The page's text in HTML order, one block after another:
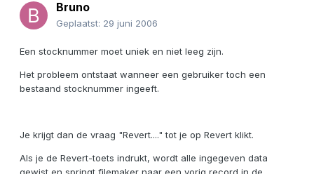
Bruno
Geplaatst: 29 juni 2006
Een stocknummer moet uniek en niet leeg zijn.
Het probleem ontstaat wanneer een gebruiker toch een
bestaand stocknummer ingeeft.
Je krijgt dan de vraag "Revert...." tot je op Revert klikt.
Als je de Revert-toets indrukt, wordt alle ingegeven data